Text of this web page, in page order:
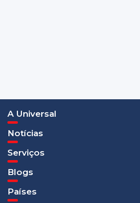
A Universal
Notícias
Serviços
Blogs
Países